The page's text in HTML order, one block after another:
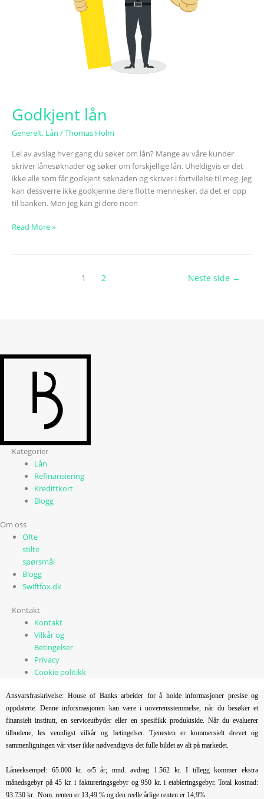
Godkjent lån
Generelt, Lån /Thomas Holm
Lei av avslag hver gang du søker om lån? Mange av våre kunder
skriver lånesøknader og søker om forskjellige lån. Uheldigvis er det
ikke alle som får godkjent søknaden og skriver i fortvilelse til meg. Jeg
kan dessverre ikke godkjenne dere flotte mennesker, da det er opp
til banken. Men jeg kan gi dere noen
Read More »
1 2 Neste side →
Kategorier
Lån
Refinansiering
Kredittkort
Blogg
Om oss
Ofte
stilte
spørsmål
Blogg
Swiftfox.dk
Kontakt
Kontakt
Vilkår og
Betingelser
Privacy
Cookie politikk
Ansvarsfraskrivelse: House of Banks arbeider for å holde informasjoner presise og
oppdaterte. Denne inforsmasjonen kan være i uoverensstemmelse, når du besøker et
finansielt institutt, en serviceutbyder eller en spesifikk produktside. Når du evaluerer
tilbudene, les vennligst vilkår og betingelser. Tjenesten er kommersielt drevet og
sammenligningen vår viser ikke nødvendigvis det fulle bildet av alt på markedet.
Låneeksempel: 65.000 kr. o/5 år; mnd. avdrag 1.562 kr. I tillegg kommer ekstra
månedsgebyr på 45 kr. i faktureringsgebyr og 950 kr. i etableringsgebyr. Total kostnad:
93.730 kr. Nom. renten er 13,49 % og den reelle årlige renten er 14,9%.